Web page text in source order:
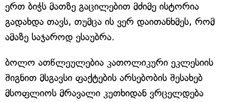
ერთ ბიჭს მათზე გაცილებით მძიმე ისტორია
გადახდა თავს, თუმცა ის ვერ დაითანხმეს, რომ
ამაზე საჯაროდ ესაუბრა.
ბოლო ათწლეულებია კათოლიკური ეკლესიის
შიგნით მსგავსი ფაქტების არსებობის შესახებ
მსოფლიოს მრავალი კუთხიდან ვრცელდება